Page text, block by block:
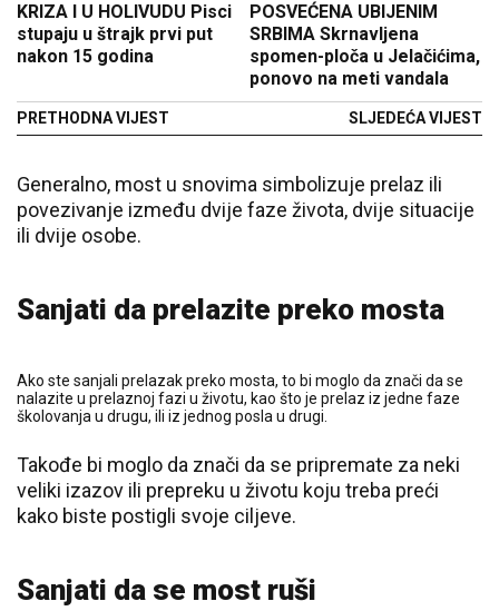
KRIZA I U HOLIVUDU Pisci
stupaju u štrajk prvi put
nakon 15 godina
PRETHODNA VIJEST
POSVEĆENA UBIJENIM
SRBIMA Skrnavljena
spomen-ploča u Јelačićima,
ponovo na meti vandala
SLJEDEĆA VIJEST
Generalno, most u snovima simbolizuje prelaz ili
povezivanje između dvije faze života, dvije situacije
ili dvije osobe.
Sanjati da prelazite preko mosta
Ako ste sanjali prelazak preko mosta, to bi moglo da znači da se
nalazite u prelaznoj fazi u životu, kao što je prelaz iz jedne faze
školovanja u drugu, ili iz jednog posla u drugi.
Takođe bi moglo da znači da se pripremate za neki
veliki izazov ili prepreku u životu koju treba preći
kako biste postigli svoje ciljeve.
Sanjati da se most ruši